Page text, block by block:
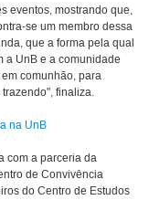
eventos, mostrando que,
se um membro dessa
que a forma pela qual
a UnB e a comunidade
comunhão, para
finaliza.
na UnB
com a parceria da
de Convivência
do Centro de Estudos